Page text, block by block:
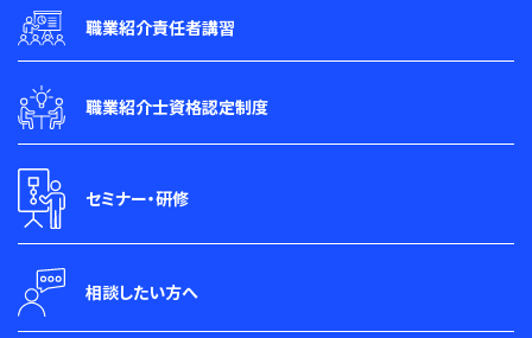
職業紹介責任者講習
職業紹介士資格認定制度
セミナー・研修
相談したい方へ